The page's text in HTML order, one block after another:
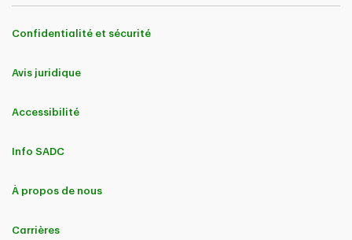
Confidentialité et sécurité
Avis juridique
Accessibilité
Info SADC
À propos de nous
Carrières